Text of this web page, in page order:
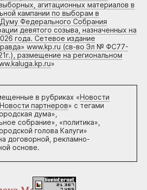
агитационных материалов в
кампании по выборам в
Федерального Собрания
девятого созыва, назначенных на
года. Сетевое издание
www.kp.ru (св-во Эл № ФС77-
размещение на региональном
»
в рубриках «Новости
Новости партнеров» с тегами
дума»,
собрание», «политика»,
голова Калуги»
договорной, рекламно-
основе.